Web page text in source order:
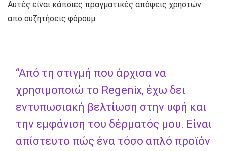
Αυτές είναι κάποιες πραγματικές απόψεις χρηστών
από συζητήσεις φόρουμ:
“Από τη στιγμή που άρχισα να
χρησιμοποιώ το Regenix, έχω δει
εντυπωσιακή βελτίωση στην υφή και
την εμφάνιση του δέρματός μου. Είναι
απίστευτο πώς ένα τόσο απλό προϊόν